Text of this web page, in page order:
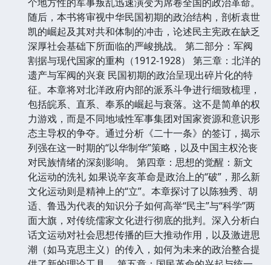
随后，本书将审视中华民国初期的政治结构，剖析袁世
凯的崛起及其对共和体制的冲击，论述民主宪政在缺乏
深厚社会基础下所面临的严峻挑战。 第二部分：军阀
割据与现代国家的重构（1912-1928） 第三章：北洋的
遗产与军阀的兴衰 民国初期的政治呈现出碎片化的特
征。本章将对北洋政府内部的派系斗争进行细致梳理，
包括皖系、直系、奉系的崛起与衰落。这不是简单的权
力游戏，而是不同地域性军事集团对国家资源和意识形
态主导权的争夺。通过分析《二十一条》的签订，揭示
列强在这一时期的“以华制华”策略，以及中国主权沦丧
对民族情绪的深刻影响。 第四章：思想的觉醒：新文
化运动的洗礼 如果说辛亥革命是政治上的“破”，那么新
文化运动则是精神上的“立”。本章探讨了以陈独秀、胡
适、鲁迅为代表的知识分子如何高举“民主”与“科学”两
面大旗，对传统儒家文化进行彻底的批判。深入分析白
话文运动对社会思想传播的巨大推动作用，以及激进思
潮（如马克思主义）的传入，如何为未来的政治整合提